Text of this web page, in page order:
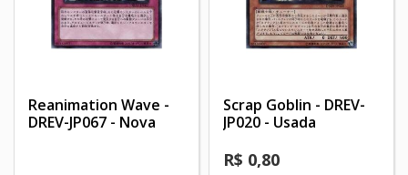
Reanimation Wave -
DREV-JP067 - Nova
Scrap Goblin - DREV-
JP020 - Usada
R$ 0,80